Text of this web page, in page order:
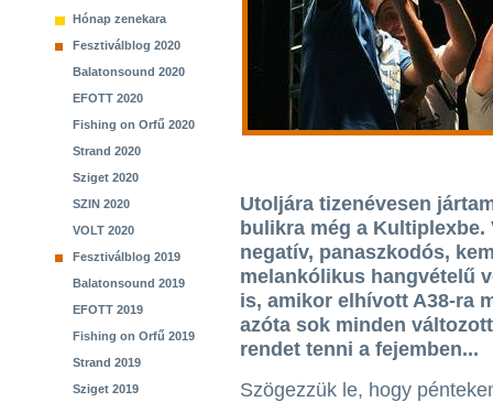
Hónap zenekara
Fesztiválblog 2020
Balatonsound 2020
EFOTT 2020
Fishing on Orfű 2020
Strand 2020
Sziget 2020
SZIN 2020
VOLT 2020
Fesztiválblog 2019
Balatonsound 2019
EFOTT 2019
Fishing on Orfű 2019
Strand 2019
Sziget 2019
Utoljára tizenévesen
bulikra még a Kultiplexbe.
negatív, panaszkodós,
melankólikus hangvételű
is, amikor elhívott A38-ra
azóta sok minden
rendet tenni a fejemben...
Szögezzük le, hogy